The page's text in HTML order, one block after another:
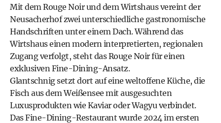
Mit dem Rouge Noir und dem Wirtshaus vereint der
Neusacherhof zwei unterschiedliche gastronomische
Handschriften unter einem Dach. Während das
Wirtshaus einen modern interpretierten, regionalen
Zugang verfolgt, steht das Rouge Noir für einen
exklusiven Fine-Dining-Ansatz.
Glantschnig setzt dort auf eine weltoffene Küche, die
Fisch aus dem Weißensee mit ausgesuchten
Luxusprodukten wie Kaviar oder Wagyu verbindet.
Das Fine-Dining-Restaurant wurde 2024 im ersten